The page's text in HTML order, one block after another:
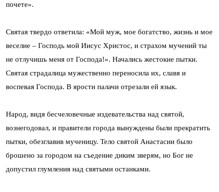
почете».
Святая твердо ответила: «Мой муж, мое богатство, жизнь и мое
веселие – Господь мой Иисус Христос, и страхом мучений ты
не отлучишь меня от Господа!». Начались жестокие пытки.
Святая страдалица мужественно переносила их, славя и
воспевая Господа. В ярости палачи отрезали ей язык.
Народ, видя бесчеловечные издевательства над святой,
вознегодовал, и правители города вынуждены были прекратить
пытки, обезглавив мученицу. Тело святой Анастасии было
брошено за городом на съедение диким зверям, но Бог не
допустил глумления над святыми останками.